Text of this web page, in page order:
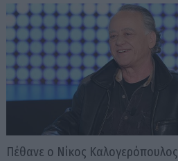
Πέθανε ο Νίκος Καλογερόπουλος